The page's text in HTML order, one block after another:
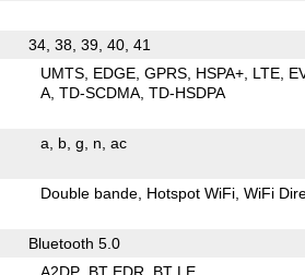
34, 38, 39, 40, 41
UMTS EDGE GPRS HSPA+ LTE
A TD-SCDMA TD-HSDPA
a b g n ac
Double bande Hotspot WiFi WiFi
Bluetooth 5.0
A2DP BT EDR BT LE